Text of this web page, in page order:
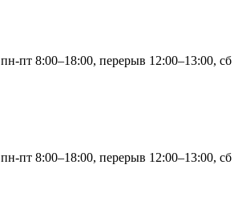
пн-пт 8:00–18:00, перерыв 12:00–13:00,
пн-пт 8:00–18:00, перерыв 12:00–13:00,